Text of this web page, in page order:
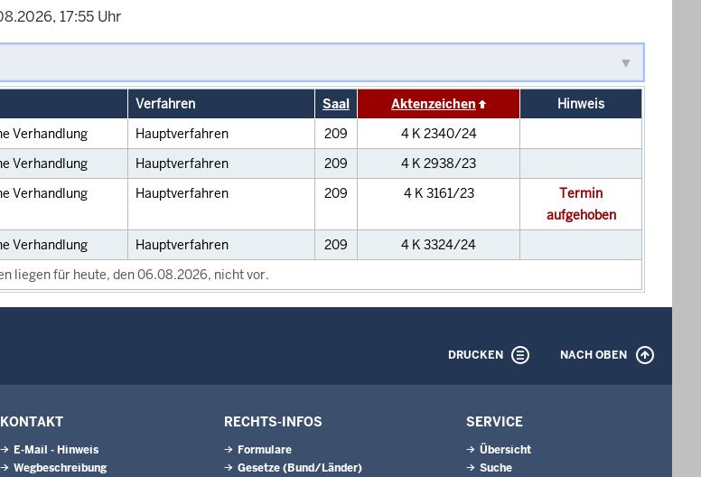
17:55 Uhr
Verfahren Saal Aktenzeichen
Hinweis
Verhandlung Hauptverfahren 209
4 K 2340/24
Verhandlung Hauptverfahren 209
4 K 2938/23
Verhandlung Hauptverfahren 209 4 K 3161/23
Termin
aufgehoben
Verhandlung Hauptverfahren 209
4 K 3324/24
liegen für heute, den 06.08.2026, nicht vor.
DRUCKEN NACH OBEN
KONTAKT
E-Mail - Hinweis
Wegbeschreibung
RECHTS-INFOS
Formulare
Gesetze (Bund/Länder)
SERVICE
Übersicht
Suche